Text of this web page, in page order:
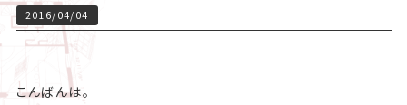
2016/04/04
こんばんは。